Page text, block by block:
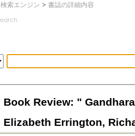
検索エンジン > 書誌の詳細内容
Book Review: "
Elizabeth Errington,